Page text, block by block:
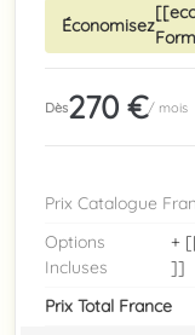
Économisez
Dès270 €/ mois
Prix Catalogue
Options
Incluses
+
]]
Prix Total France